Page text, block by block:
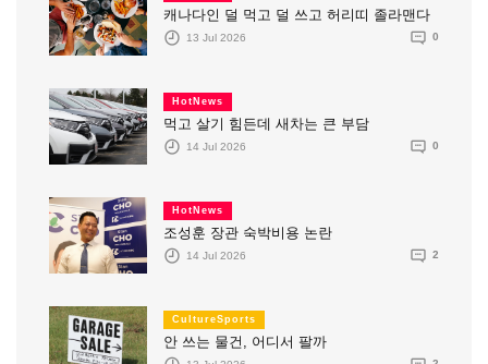
캐나다인 덜 먹고 덜 쓰고 허리띠 졸라맨다
13 Jul 2026 0
HotNews
먹고 살기 힘든데 새차는 큰 부담
14 Jul 2026 0
HotNews
조성훈 장관 숙박비용 논란
14 Jul 2026 2
CultureSports
안 쓰는 물건, 어디서 팔까